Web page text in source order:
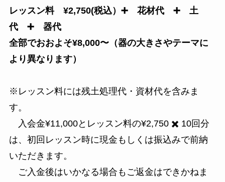
レッスン料 ¥2,750(税込）➕ 花材代 ➕ 土
代 ➕ 器代
全部でおおよそ¥8,000〜（器の大きさやテーマに
より異なります）
※レッスン料には残土処理代・資材代を含みま
す。
入会金¥11,000とレッスン料の¥2,750 ✖️ 10回分
は、初回レッスン時に現金もしくは振込みで前納
いただきます。
ご入金後はいかなる場合もご返金はできかねま